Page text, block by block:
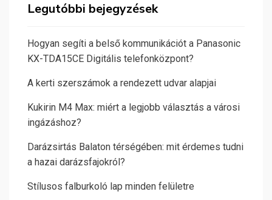
Legutóbbi bejegyzések
Hogyan segíti a belső kommunikációt a Panasonic
KX-TDA15CE Digitális telefonközpont?
A kerti szerszámok a rendezett udvar alapjai
Kukirin M4 Max: miért a legjobb választás a városi
ingázáshoz?
Darázsirtás Balaton térségében: mit érdemes tudni
a hazai darázsfajokról?
Stílusos falburkoló lap minden felületre